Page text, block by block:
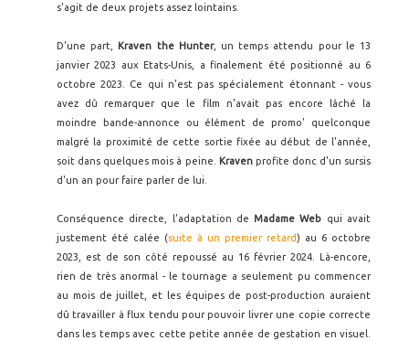
s'agit de deux projets assez lointains.
D'une part, Kraven the Hunter, un temps attendu pour le 13
janvier 2023 aux Etats-Unis, a finalement été positionné au 6
octobre 2023. Ce qui n'est pas spécialement étonnant - vous
avez dû remarquer que le film n'avait pas encore lâché la
moindre bande-annonce ou élément de promo' quelconque
malgré la proximité de cette sortie fixée au début de l'année,
soit dans quelques mois à peine.
Kravenprofite donc d'un sursis
d'un an pour faire parler de lui.
Conséquence directe, l'adaptation deMadame Web qui avait
justement été calée (suite à un premier retard) au 6 octobre
2023, est de son côté repoussé au 16 février 2024. Là-encore,
rien de très anormal - le tournage a seulement pu commencer
au mois de juillet, et les équipes de post-production auraient
dû travailler à flux tendu pour pouvoir livrer une copie correcte
dans les temps avec cette petite année de gestation en visuel.